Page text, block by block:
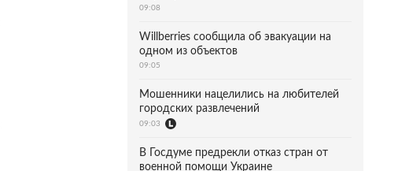
09:08
Willberries сообщила об эвакуации на
одном из объектов
09:05
Мошенники нацелились на любителей
городских развлечений
09:03
В Госдуме предрекли отказ стран от
военной помощи Украине